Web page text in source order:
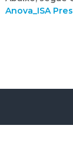
Anova_ISA